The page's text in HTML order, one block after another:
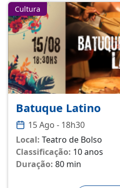
Cultura
Batuque Latino
15 Ago - 18h30
Local: Teatro de Bolso
Classificação: 10 anos
Duração: 80 min